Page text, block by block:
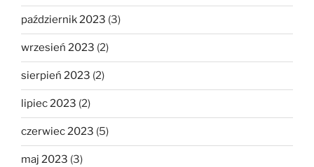
październik 2023 (3)
wrzesień 2023 (2)
sierpień 2023 (2)
lipiec 2023 (2)
czerwiec 2023 (5)
maj 2023 (3)